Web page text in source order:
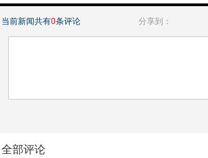
当前新闻共有0条评论 分享到：
全部评论